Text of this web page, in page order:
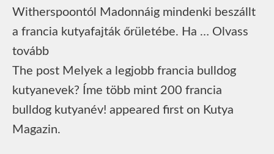
Witherspoontól Madonnáig mindenki beszállt
a francia kutyafajták őrületébe. Ha … Olvass
tovább
The post Melyek a legjobb francia bulldog
kutyanevek? Íme több mint 200 francia
bulldog kutyanév! appeared first on Kutya
Magazin.